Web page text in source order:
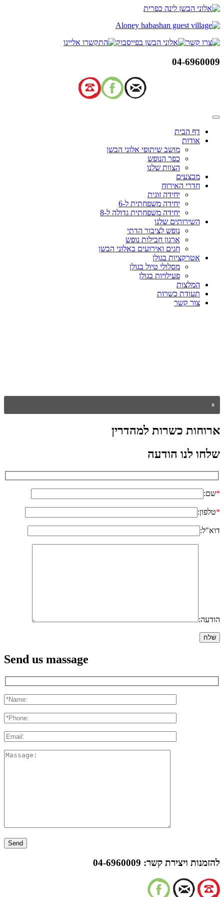
דלג
04-6960009
דף הבית
אודות
מושב שיתופי אלוני הבשן
כפר הנופש
הצוות שלנו
מבצעים
חדרי האירוח
יחידה זוגית
יחידה משפחתית ל-6
יחידה משפחתית גדולה ל-8
השירותים שלנו
נופש לציבור הדתי
ארגון חבילות נופש
חגים ואירועים באלוני הבשן
אטרקציות בגולן
מסלולי טיול בגולן
פעילויות בגולן
המלצות
תעודת כשרות
צור קשר
ארוחות כשרות למהדרין
שלחו לנו הודעה
*שם:
*טלפון:
דוא"ל:
הודעה:
Send us massage
להזמנות ויצירת קשר: